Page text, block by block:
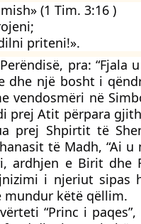
(1 Tim. 3:16 )
priteni!».
pra: “Fjala
dhe një bosht i
vendosmëri në
prej Atit përpara
prej Shpirtit të
të Madh, “Ai
ardhjen e Birit
i njeriut sipas
mundur këtë qëllim.
“Princ i